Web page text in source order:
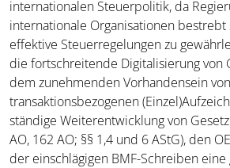
internationalen Steuerpolitik, da
internationale Organisationen bestrebt
effektive Steuerregelungen zu
die fortschreitende Digitalisierung von
dem zunehmenden Vorhandensein von
transaktionsbezogenen
ständige Weiterentwicklung von
AO, 162 AO; §§ 1,4 und 6 AStG), den
der einschlägigen BMF-Schreiben eine